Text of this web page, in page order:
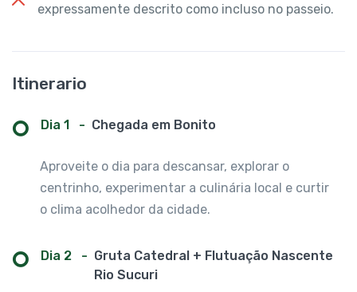
expressamente descrito como incluso no passeio.
Itinerario
Dia 1 - Chegada em Bonito
Aproveite o dia para descansar, explorar o
centrinho, experimentar a culinária local e curtir
o clima acolhedor da cidade.
Dia 2 - Gruta Catedral + Flutuação Nascente
Rio Sucuri